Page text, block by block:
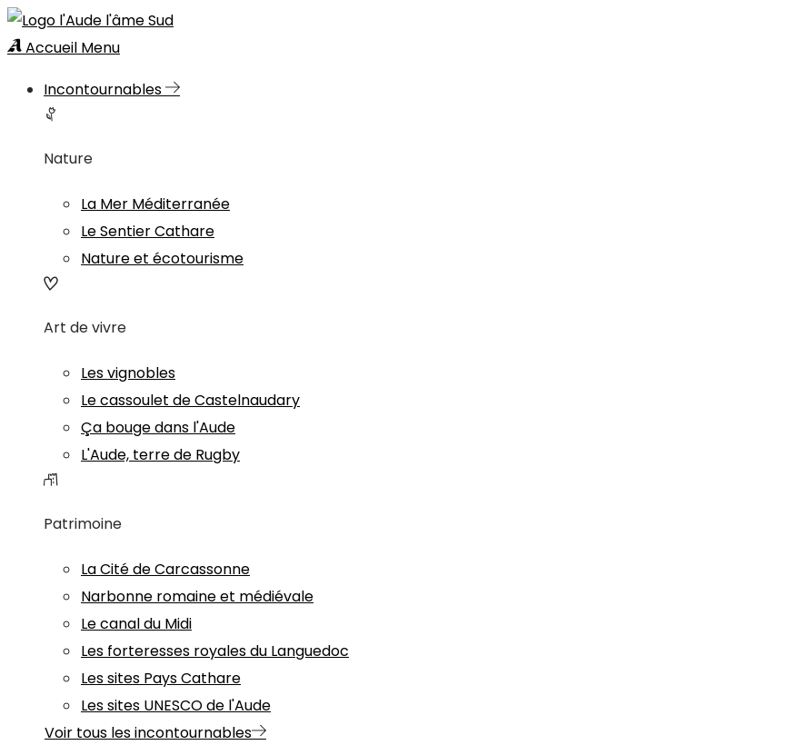
Accueil Menu
Incontournables
Nature
La Mer Méditerranée
Le Sentier Cathare
Nature et écotourisme
Art de vivre
Les vignobles
Le cassoulet de Castelnaudary
Ça bouge dans l'Aude
L'Aude, terre de Rugby
Patrimoine
La Cité de Carcassonne
Narbonne romaine et médiévale
Le canal du Midi
Les forteresses royales du Languedoc
Les sites Pays Cathare
Les sites UNESCO de l'Aude
Voir tous les incontournables